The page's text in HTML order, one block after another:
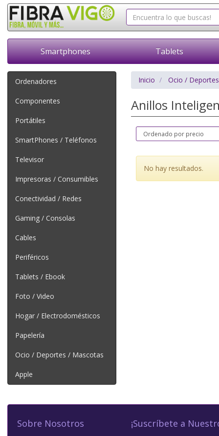
Smartphones Tablets
Ordenadores
Componentes
Portátiles
SmartPhones / Teléfonos
Televisor
Impresoras / Consumibles
Conectividad / Redes
Gaming / Consolas
Cables
Periféricos
Tablets / Ebook
Foto / Video
Hogar / Electrodomésticos
Papelería
Ocio / Deportes / Mascotas
Apple
Inicio Ocio /
Anillos
No hay resultados.
Sobre Nosotros ¡Suscríbete a